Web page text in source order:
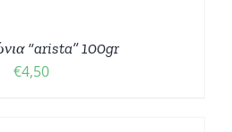
“arista” 100gr
€4,50